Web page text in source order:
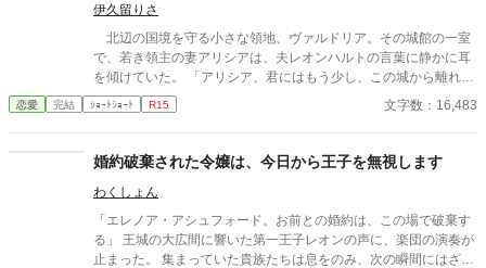
しずつ溶かされていく。 一方、有能な妻を失ったベルトランの侯
爵家は、それまでセザリーヌが陰で支えていた雑務や領地管理が
すべて滞り、崩壊の一途をたどる。やがて王宮の夜会で再会した
とき、すべてを失った元夫は愕然とする。セザリーヌこそが、か
つて自分の命を救ってくれた「初恋の少女」であり、自分を陰か
ら支え続けてくれた唯一無二の存在だったと知るが、時すでに遅
伊久留りさ
北辺の国境を守る小さな領地、ヴァルドリア。その城館の一室
で、若き領主の妻アリシアは、夫レオンハルトの言葉に静かに耳
を傾けていた。 「アリシア、君にはもう少し、この城から離れて
もらいたい」 レオンハルトの声は、いつものように低く、落ち
着いていた。しかし、その言葉の意味は、アリシアにとってあま
はどういう意味でございますか」 「つまり、この城にいないでほ
しい、ということだ。しばらくの間、君には別の場所で暮らして
もらいたい」 アリシアは、ゆっくりと目を閉じた。指先がわず
かに震えるのを、彼女は必死に抑えていた。この男の前で、自分
が動揺している姿を見せたくなかったからだ。
恋愛 完結 ｼｮｰﾄｼｮｰﾄ R15 文字数：16,483
婚約破棄された令嬢は、今日から王子を無視します
わくしょん
「エレノア・アシュフォード。お前との婚約は、この場で破棄す
る」 王城の大広間に響いた第一王子レオンの声に、楽団の演奏が
止まった。 集まっていた貴族たちは息をのみ、次の瞬間にはざわ